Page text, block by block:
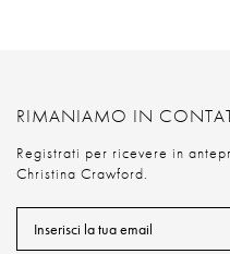
RIMANIAMO IN
Registrati per ricevere in
Christina Crawford.